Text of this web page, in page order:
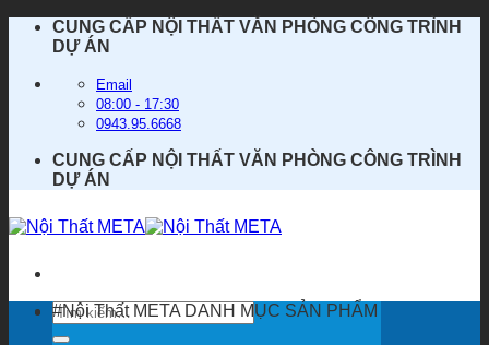
dung
CUNG CẤP NỘI THẤT VĂN PHÒNG CÔNG TRÌNH
DỰ ÁN
Email
08:00 - 17:30
0943.95.6668
CUNG CẤP NỘI THẤT VĂN PHÒNG CÔNG TRÌNH
DỰ ÁN
Tìm
kiếm:
#Nội Thất META DANH MỤC SẢN PHẨM